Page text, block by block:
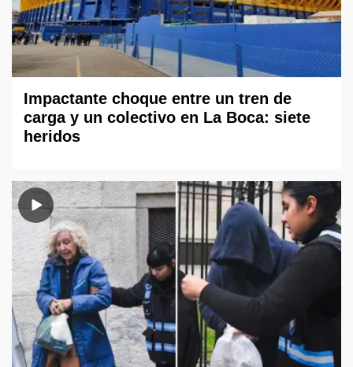
Impactante choque entre un tren de
carga y un colectivo en La Boca: siete
heridos